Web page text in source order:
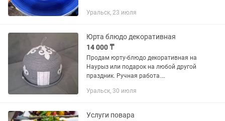
Уральск, 23 июля
Юрта блюдо декоративная
14 000 ₸
Продам юрту-блюдо декоративная на
Наурыз или подарок на любой другой
праздник. Ручная работа.
Уральск, 30 июля
Услуги повара